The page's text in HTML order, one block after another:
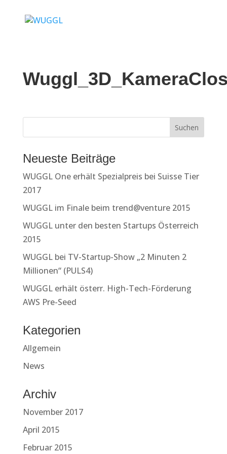
Neueste Beiträge
WUGGL One erhält Spezialpreis bei Suisse Tier
2017
WUGGL im Finale beim trend@venture 2015
WUGGL unter den besten Startups Österreich
2015
WUGGL bei TV-Startup-Show „2 Minuten 2
Millionen“ (PULS4)
WUGGL erhält österr. High-Tech-Förderung
AWS Pre-Seed
Kategorien
Allgemein
News
Archiv
November 2017
April 2015
Februar 2015